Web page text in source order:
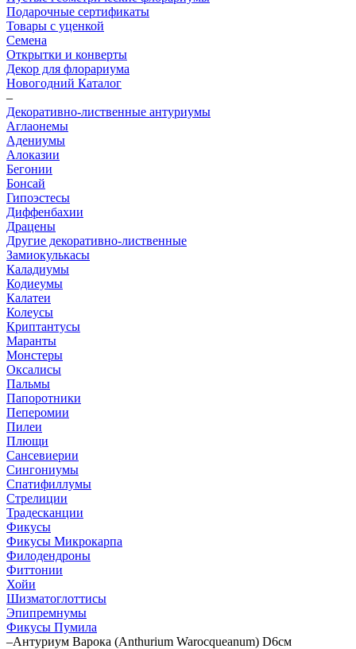
Подарочные сертификаты
Товары с уценкой
Семена
Открытки и конверты
Декор для флорариума
Новогодний Каталог
–
Декоративно-лиственные антуриумы
Аглаонемы
Адениумы
Алоказии
Бегонии
Бонсай
Гипоэстесы
Диффенбахии
Драцены
Другие декоративно-лиственные
Замиокулькасы
Каладиумы
Кодиеумы
Калатеи
Колеусы
Криптантусы
Маранты
Монстеры
Оксалисы
Пальмы
Папоротники
Пеперомии
Пилеи
Плющи
Сансевиерии
Сингониумы
Спатифиллумы
Стрелиции
Традесканции
Фикусы
Фикусы Микрокарпа
Филодендроны
Фиттонии
Хойи
Шизматоглоттисы
Эпипремнумы
Фикусы Пумила
–Антуриум Варока (Anthurium Warocqueanum) D6см